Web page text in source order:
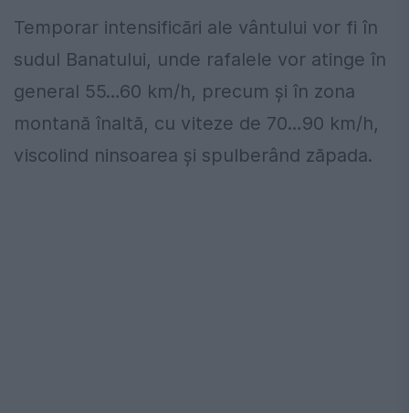
Temporar intensificări ale vântului vor fi în
sudul Banatului, unde rafalele vor atinge în
general 55…60 km/h, precum și în zona
montană înaltă, cu viteze de 70…90 km/h,
viscolind ninsoarea și spulberând zăpada.